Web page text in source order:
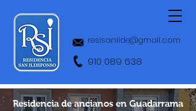
resisanilde@gmail.com
910 089 638
Residencia deancianos en Guadarrama